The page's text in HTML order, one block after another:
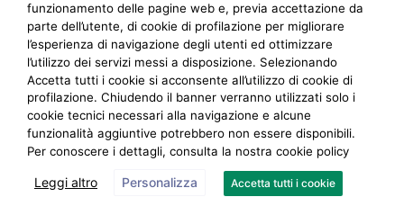
Informativa privacy
Note legali
Social Media Policy
funzionamento delle pagine web e, previa accettazione da
parte dell’utente, di cookie di profilazione per migliorare
l’esperienza di navigazione degli utenti ed ottimizzare
l’utilizzo dei servizi messi a disposizione. Selezionando
Accetta tutti i cookie si acconsente all’utilizzo di cookie di
profilazione. Chiudendo il banner verranno utilizzati solo i
cookie tecnici necessari alla navigazione e alcune
funzionalità aggiuntive potrebbero non essere disponibili.
Per conoscere i dettagli, consulta la nostra cookie policy
Leggi altro Personalizza Accetta tutti i cookie